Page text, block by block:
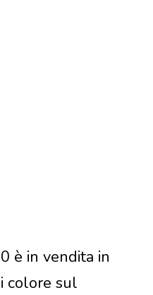
è in vendita in
colore sul